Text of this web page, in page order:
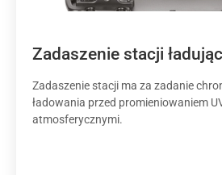
Zadaszenie stacji
Zadaszenie stacji ma za zadanie
ładowania przed promieniowaniem
atmosferycznymi.